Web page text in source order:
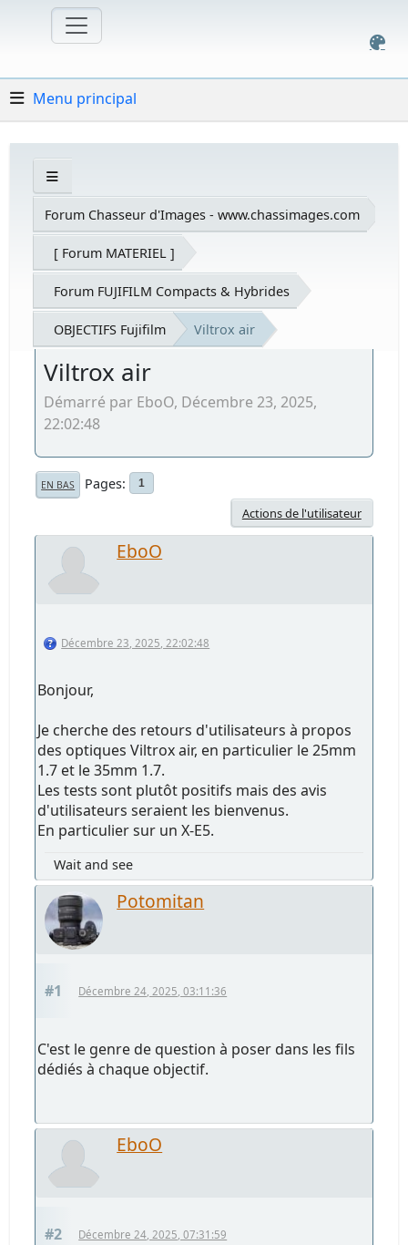
Menu principal
Forum Chasseur d'Images - www.chassimages.com
[ Forum MATERIEL ]
Forum FUJIFILM Compacts & Hybrides
OBJECTIFS Fujifilm Viltrox air
Viltrox air
Démarré par EboO, Décembre 23, 2025,
22:02:48
EN BAS Pages 1
Actions de l'utilisateur
EboO
Décembre 23, 2025, 22:02:48
Bonjour,
Je cherche des retours d'utilisateurs à propos
des optiques Viltrox air, en particulier le 25mm
1.7 et le 35mm 1.7.
Les tests sont plutôt positifs mais des avis
d'utilisateurs seraient les bienvenus.
En particulier sur un X-E5.
Wait and see
Potomitan
#1 Décembre 24, 2025, 03:11:36
C'est le genre de question à poser dans les fils
dédiés à chaque objectif.
EboO
#2 Décembre 24, 2025, 07:31:59